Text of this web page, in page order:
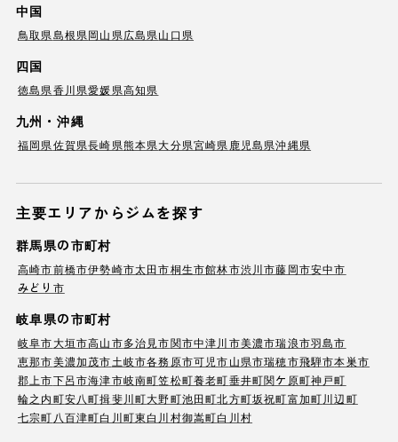
中国
鳥取県島根県岡山県広島県山口県
四国
徳島県香川県愛媛県高知県
九州・沖縄
福岡県佐賀県長崎県熊本県大分県宮崎県 鹿児島県沖縄県
主要エリアからジムを探す
群馬県の市町村
高崎市前橋市伊勢崎市太田市桐生市館林市渋川市藤岡市安中市
みどり市
岐阜県の市町村
岐阜市大垣市高山市多治見市関市中津川市美濃市瑞浪市羽島市
恵那市美濃加茂市土岐市各務原市可児市山県市瑞穂市飛騨市本巣市
郡上市下呂市海津市岐南町笠松町養老町垂井町関ケ原町神戸町
輪之内町安八町揖斐川町大野町池田町北方町坂祝町富加町川辺町
七宗町 八百津町白川町東白川村御嵩町白川村